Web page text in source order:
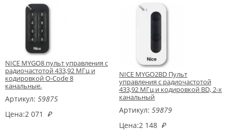
NICE MYGO8 пульт управления с
радиочастотой 433,92 МГц и
кодировкой O-Code 8
канальные.
Артикул: 59875
Цена:2 071 ₽
NICE MYGO2BD Пульт
управления с радиочастотой
433,92 МГц и кодировкой BD, 2-х
канальный
Артикул: 59879
Цена:2 148 ₽